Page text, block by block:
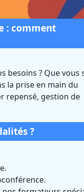
: comment
besoins ? Que vous
la prise en main du
repensé, gestion de
?